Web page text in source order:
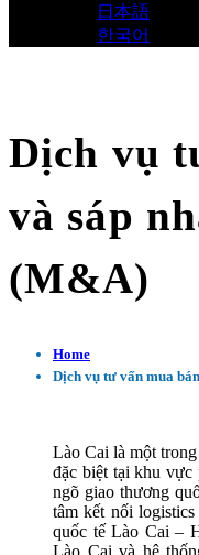
日本語
한국어
Dịch vụ
và sáp
(M&A)
Home
Dịch vụ tư vấn mua
Lào Cai là một
đặc biệt tại khu
ngõ giao thương
tâm kết nối
quốc tế Lào Cai –